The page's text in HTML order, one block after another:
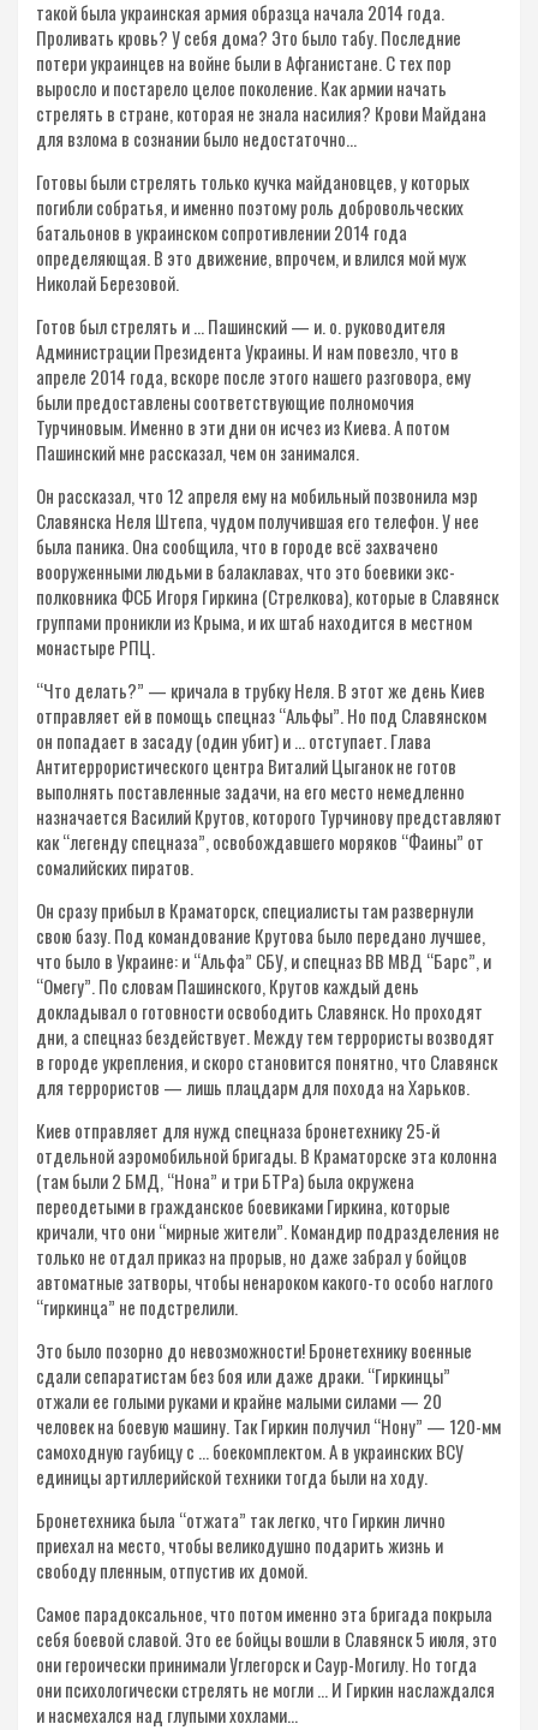
такой была украинская армия образца начала 2014 года.
Проливать кровь? У себя дома? Это было табу. Последние
потери украинцев на войне были в Афганистане. С тех пор
выросло и постарело целое поколение. Как армии начать
стрелять в стране, которая не знала насилия? Крови Майдана
для взлома в сознании было недостаточно…
Готовы были стрелять только кучка майдановцев, у которых
погибли собратья, и именно поэтому роль добровольческих
батальонов в украинском сопротивлении 2014 года
определяющая. В это движение, впрочем, и влился мой муж
Николай Березовой.
Готов был стрелять и … Пашинский — и. о. руководителя
Администрации Президента Украины. И нам повезло, что в
апреле 2014 года, вскоре после этого нашего разговора, ему
были предоставлены соответствующие полномочия
Турчиновым. Именно в эти дни он исчез из Киева. А потом
Пашинский мне рассказал, чем он занимался.
Он рассказал, что 12 апреля ему на мобильный позвонила мэр
Славянска Неля Штепа, чудом получившая его телефон. У нее
была паника. Она сообщила, что в городе всё захвачено
вооруженными людьми в балаклавах, что это боевики экс-
полковника ФСБ Игоря Гиркина (Стрелкова), которые в Славянск
группами проникли из Крыма, и их штаб находится в местном
монастыре РПЦ.
“Что делать?” — кричала в трубку Неля. В этот же день Киев
отправляет ей в помощь спецназ “Альфы”. Но под Славянском
он попадает в засаду (один убит) и … отступает. Глава
Антитеррористического центра Виталий Цыганок не готов
выполнять поставленные задачи, на его место немедленно
назначается Василий Крутов, которого Турчинову представляют
как “легенду спецназа”, освобождавшего моряков “Фаины” от
сомалийских пиратов.
Он сразу прибыл в Краматорск, специалисты там развернули
свою базу. Под командование Крутова было передано лучшее,
что было в Украине: и “Альфа” СБУ, и спецназ ВВ МВД “Барс”, и
“Омегу”. По словам Пашинского, Крутов каждый день
докладывал о готовности освободить Славянск. Но проходят
дни, а спецназ бездействует. Между тем террористы возводят
в городе укрепления, и скоро становится понятно, что Славянск
для террористов — лишь плацдарм для похода на Харьков.
Киев отправляет для нужд спецназа бронетехнику 25-й
отдельной аэромобильной бригады. В Краматорске эта колонна
(там были 2 БМД, “Нона” и три БТРа) была окружена
переодетыми в гражданское боевиками Гиркина, которые
кричали, что они “мирные жители”. Командир подразделения не
только не отдал приказ на прорыв, но даже забрал у бойцов
автоматные затворы, чтобы ненароком какого-то особо наглого
“гиркинца” не подстрелили.
Это было позорно до невозможности! Бронетехнику военные
сдали сепаратистам без боя или даже драки. “Гиркинцы”
отжали ее голыми руками и крайне малыми силами — 20
человек на боевую машину. Так Гиркин получил “Нону” — 120-мм
самоходную гаубицу с … боекомплектом. А в украинских ВСУ
единицы артиллерийской техники тогда были на ходу.
Бронетехника была “отжата” так легко, что Гиркин лично
приехал на место, чтобы великодушно подарить жизнь и
свободу пленным, отпустив их домой.
Самое парадоксальное, что потом именно эта бригада покрыла
себя боевой славой. Это ее бойцы вошли в Славянск 5 июля, это
они героически принимали Углегорск и Саур-Могилу. Но тогда
они психологически стрелять не могли … И Гиркин наслаждался
и насмехался над глупыми хохлами…